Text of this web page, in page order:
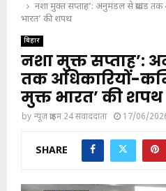
नशा मुक्त सप्ताह’: अनुमंडल से प्रखंड तक
भारत’ की शपथ
बिहार
नशा मुक्त सप्ताह’:
तक अधिकारियों-
मुक्त भारत’ की शपथ
byन्यूज़ क्राइम 24 संवाददाता 17/06/
SHARE